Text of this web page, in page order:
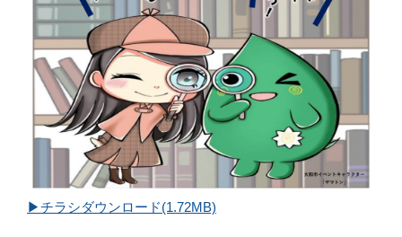
▶チラシダウンロード(1.72MB)